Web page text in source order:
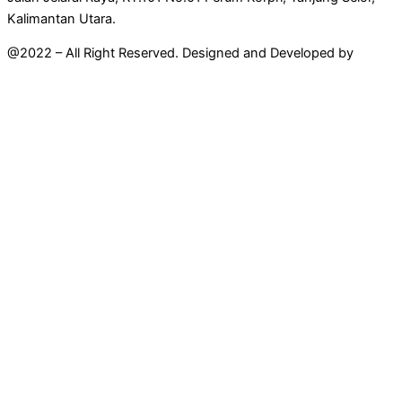
Kalimantan Utara.
@2022 – All Right Reserved. Designed and Developed by